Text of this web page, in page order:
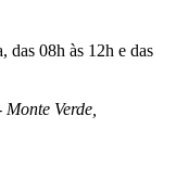
das 08h às 12h e das
Verde,